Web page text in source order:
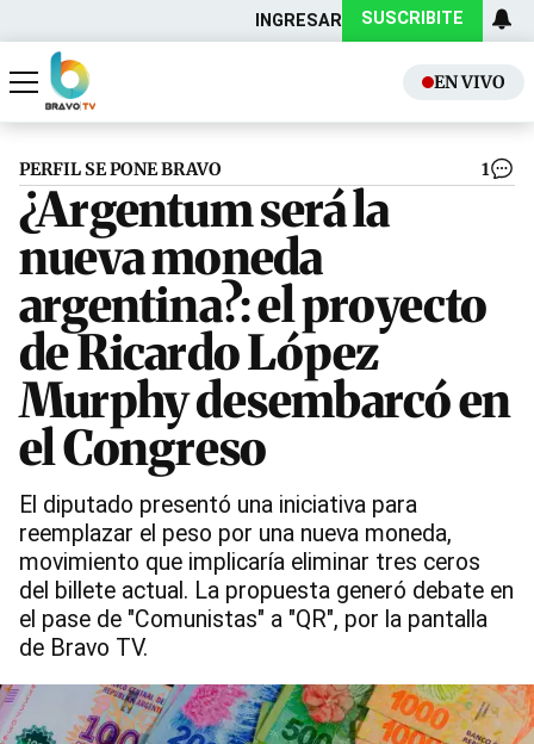
INGRESAR SUSCRIBITE
EN VIVO
Actualidad
Política
PERFIL SE PONE BRAVO 1
¿Argentum será la
nueva moneda
argentina?: el proyecto
de Ricardo López
Murphy desembarcó en
el Congreso
El diputado presentó una iniciativa para
reemplazar el peso por una nueva moneda,
movimiento que implicaría eliminar tres ceros
del billete actual. La propuesta generó debate en
el pase de "Comunistas" a "QR", por la pantalla
de Bravo TV.